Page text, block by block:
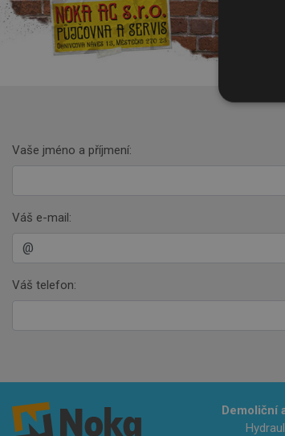
Vaše jméno a příjmení:
Váš e-mail:
Váš telefon:
Demoliční